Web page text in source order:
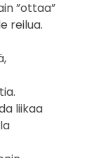
”ottaa”
reilua.
liikaa